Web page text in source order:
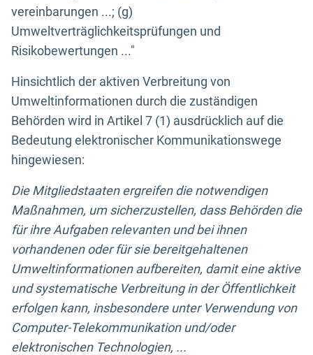
vereinbarungen ...; (g)
Umweltverträglichkeitsprüfungen und
Risikobewertungen ..."
Hinsichtlich der aktiven Verbreitung von
Umweltinformationen durch die zuständigen
Behörden wird in Artikel 7 (1) ausdrücklich auf die
Bedeutung elektronischer Kommunikationswege
hingewiesen:
Die Mitgliedstaaten ergreifen die notwendigen
Maßnahmen, um sicherzustellen, dass Behörden die
für ihre Aufgaben relevanten und bei ihnen
vorhandenen oder für sie bereitgehaltenen
Umweltinformationen aufbereiten, damit eine aktive
und systematische Verbreitung in der Öffentlichkeit
erfolgen kann, insbesondere unter Verwendung von
Computer-Telekommunikation und/oder
elektronischen Technologien, ...